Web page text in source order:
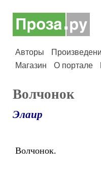
Авторы
Магазин
О портале
Волчонок
Элаир
Волчонок.